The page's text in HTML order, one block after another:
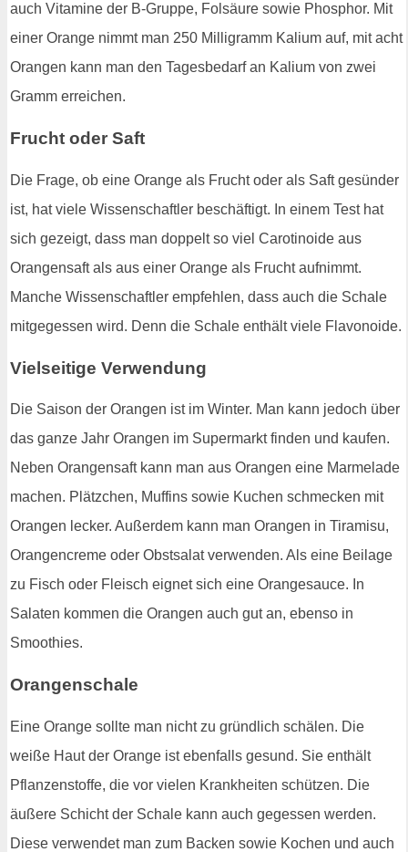
auch Vitamine der B-Gruppe, Folsäure sowie Phosphor. Mit
einer Orange nimmt man 250 Milligramm Kalium auf, mit acht
Orangen kann man den Tagesbedarf an Kalium von zwei
Gramm erreichen.
Frucht oder Saft
Die Frage, ob eine Orange als Frucht oder als Saft gesünder
ist, hat viele Wissenschaftler beschäftigt. In einem Test hat
sich gezeigt, dass man doppelt so viel Carotinoide aus
Orangensaft als aus einer Orange als Frucht aufnimmt.
Manche Wissenschaftler empfehlen, dass auch die Schale
mitgegessen wird. Denn die Schale enthält viele Flavonoide.
Vielseitige Verwendung
Die Saison der Orangen ist im Winter. Man kann jedoch über
das ganze Jahr Orangen im Supermarkt finden und kaufen.
Neben Orangensaft kann man aus Orangen eine Marmelade
machen. Plätzchen, Muffins sowie Kuchen schmecken mit
Orangen lecker. Außerdem kann man Orangen in Tiramisu,
Orangencreme oder Obstsalat verwenden. Als eine Beilage
zu Fisch oder Fleisch eignet sich eine Orangesauce. In
Salaten kommen die Orangen auch gut an, ebenso in
Smoothies.
Orangenschale
Eine Orange sollte man nicht zu gründlich schälen. Die
weiße Haut der Orange ist ebenfalls gesund. Sie enthält
Pflanzenstoffe, die vor vielen Krankheiten schützen. Die
äußere Schicht der Schale kann auch gegessen werden.
Diese verwendet man zum Backen sowie Kochen und auch